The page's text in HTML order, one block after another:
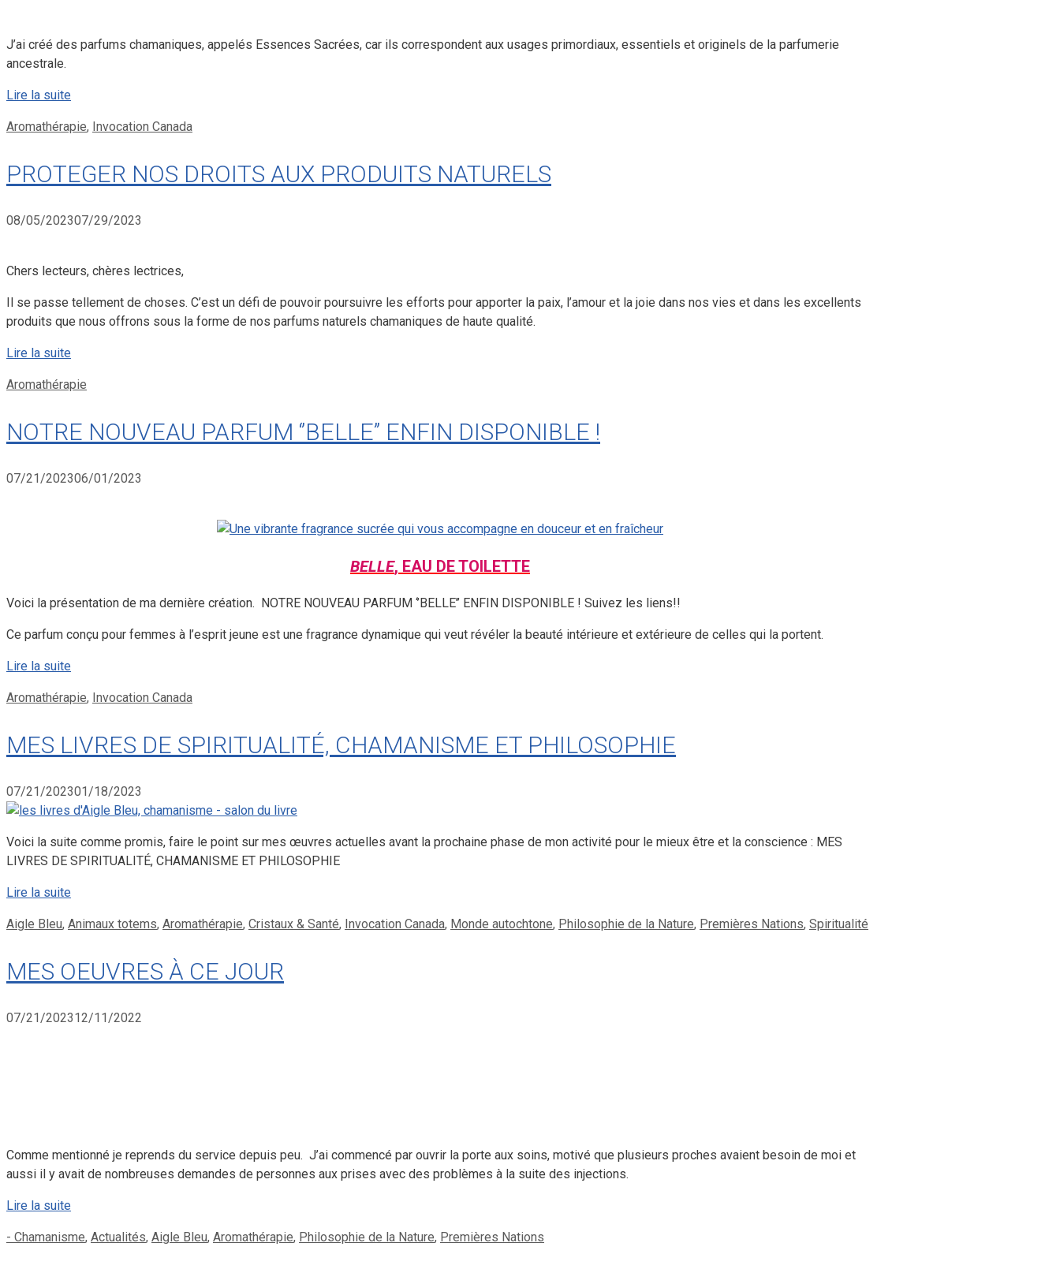
J’ai créé des parfums chamaniques, appelés Essences Sacrées, car ils correspondent aux usages primordiaux, essentiels et originels de la parfumerie
ancestrale.
Lire la suite
Catégories
Aromathérapie, Invocation Canada
PROTEGER NOS DROITS AUX PRODUITS NATURELS
08/05/202307/29/2023
Chers lecteurs, chères lectrices,
Il se passe tellement de choses. C’est un défi de pouvoir poursuivre les efforts pour apporter la paix, l’amour et la joie dans nos vies et dans les excellents
produits que nous offrons sous la forme de nos parfums naturels chamaniques de haute qualité.
Lire la suite
Catégories
Aromathérapie
NOTRE NOUVEAU PARFUM ‘’BELLE’’ ENFIN DISPONIBLE !
07/21/202306/01/2023
BELLE, EAU DE TOILETTE
Voici la présentation de ma dernière création. NOTRE NOUVEAU PARFUM ‘’BELLE’’ ENFIN DISPONIBLE ! Suivez les liens!!
Ce parfum conçu pour femmes à l’esprit jeune est une fragrance dynamique qui veut révéler la beauté intérieure et extérieure de celles qui la portent.
Lire la suite
Catégories
Aromathérapie, Invocation Canada
MES LIVRES DE SPIRITUALITÉ, CHAMANISME ET PHILOSOPHIE
07/21/202301/18/2023
Voici la suite comme promis, faire le point sur mes œuvres actuelles avant la prochaine phase de mon activité pour le mieux être et la conscience : MES
LIVRES DE SPIRITUALITÉ, CHAMANISME ET PHILOSOPHIE
Lire la suite
Catégories
Aigle Bleu, Animaux totems, Aromathérapie, Cristaux & Santé, Invocation Canada, Monde autochtone, Philosophie de la Nature, Premières Nations, Spiritualité
MES OEUVRES À CE JOUR
07/21/202312/11/2022
Comme mentionné je reprends du service depuis peu. J’ai commencé par ouvrir la porte aux soins, motivé que plusieurs proches avaient besoin de moi et
aussi il y avait de nombreuses demandes de personnes aux prises avec des problèmes à la suite des injections.
Lire la suite
Catégories
- Chamanisme, Actualités, Aigle Bleu, Aromathérapie, Philosophie de la Nature, Premières Nations